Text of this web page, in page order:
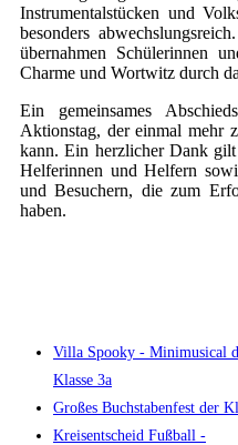
Instrumentalstücken und
besonders
übernahmen Schülerinnen
Charme und Wortwitz durch
Ein gemeinsames
Aktionstag, der einmal mehr
kann. Ein herzlicher Dank
Helferinnen und Helfern
und Besuchern, die zum
haben.
Villa Spooky - Minimusical
Klasse 3a
Großes Buchstabenfest der
Kreisentscheid Fußball -